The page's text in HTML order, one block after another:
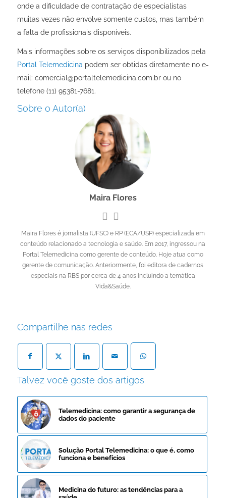
onde a dificuldade de contratação de especialistas
muitas vezes não envolve somente custos, mas também
a falta de profissionais disponíveis.
Mais informações sobre os serviços disponibilizados pela
Portal Telemedicina podem ser obtidas diretamente no e-
mail: comercial@portaltelemedicina.com.br ou no
telefone (11) 95381-7681.
Sobre o Autor(a)
Maira Flores
Maira Flores é jornalista (UFSC) e RP (ECA/USP) especializada em
conteúdo relacionado a tecnologia e saúde. Em 2017, ingressou na
Portal Telemedicina como gerente de conteúdo. Hoje atua como
gerente de comunicação. Anteriormente, foi editora de cadernos
especiais na RBS por cerca de 4 anos incluindo a temática
Vida&Saúde.
Compartilhe nas redes
Talvez você goste dos artigos
Telemedicina: como garantir a segurança de
dados do paciente
Solução Portal Telemedicina: o que é, como
funciona e benefícios
Medicina do futuro: as tendências para a